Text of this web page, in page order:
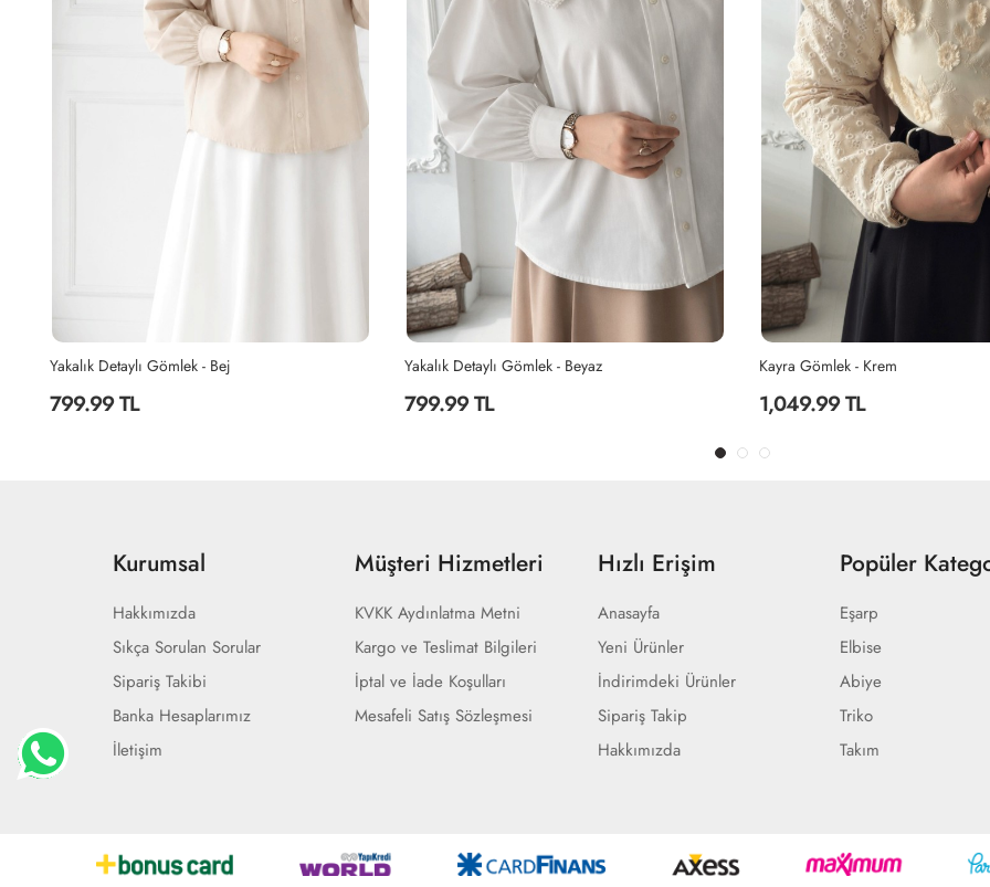
Yakalık Detaylı Gömlek - Beyaz
799.99 TL
Kayra Gömlek - Krem
1,049.99 TL
Desenli Oversize Gömlek - Yeşil
849.99 TL
Kurumsal
Hakkımızda
Sıkça Sorulan Sorular
Sipariş Takibi
Banka Hesaplarımız
İletişim
Müşteri Hizmetleri
KVKK Aydınlatma Metni
Kargo ve Teslimat Bilgileri
İptal ve İade Koşulları
Mesafeli Satış Sözleşmesi
Hızlı Erişim
Anasayfa
Yeni Ürünler
İndirimdeki Ürünler
Sipariş Takip
Hakkımızda
Popüler
Eşarp
Elbise
Abiye
Triko
Takım